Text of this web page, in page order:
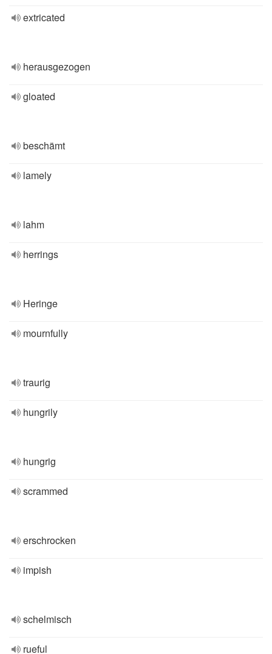
extricated
herausgezogen
gloated
beschämt
lamely
lahm
herrings
Heringe
mournfully
traurig
hungrily
hungrig
scrammed
erschrocken
impish
schelmisch
rueful